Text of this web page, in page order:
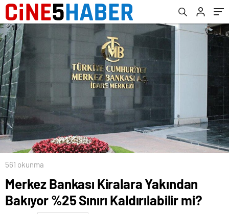
561 okunma
Merkez Bankası Kiralara Yakından
Bakıyor %25 Sınırı Kaldırılabilir mi?